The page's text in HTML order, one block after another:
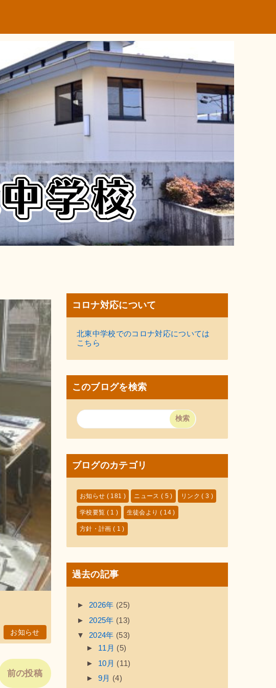
お知らせ
前の投稿
コロナ対応について
北東中学校でのコロナ対応については
こちら
このブログを検索
ブログのカテゴリ
お知らせ ( 181 ) ニュース( 5 ) リンク( 3 )
学校要覧 ( 1 ) 生徒会より ( 14 )
方針・計画 ( 1 )
過去の記事
► 2026年 (25)
► 2025年 (13)
▼ 2024年 (53)
► 11月 (5)
► 10月 (11)
► 9月 (4)